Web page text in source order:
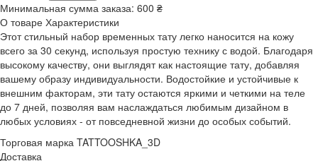
Минимальная сумма заказа: 600 ₴
О товаре Характеристики
Этот стильный набор временных тату легко наносится на кожу
всего за 30 секунд, используя простую технику с водой. Благодаря
высокому качеству, они выглядят как настоящие тату, добавляя
вашему образу индивидуальности. Водостойкие и устойчивые к
внешним факторам, эти тату остаются яркими и четкими на теле
до 7 дней, позволяя вам наслаждаться любимым дизайном в
любых условиях - от повседневной жизни до особых событий.
Торговая марка TATTOOSHKA_3D
Доставка